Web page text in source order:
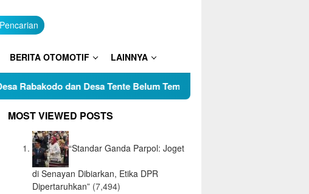
Pencarian
BERITA OTOMOTIF LAINNYA
dan Desa Tente Belum Temui Titik Terang, Tokoh Pemuda
MOST VIEWED POSTS
“Standar Ganda Parpol: Joget
di Senayan Dibiarkan, Etika DPR
Dipertaruhkan” (7,494)